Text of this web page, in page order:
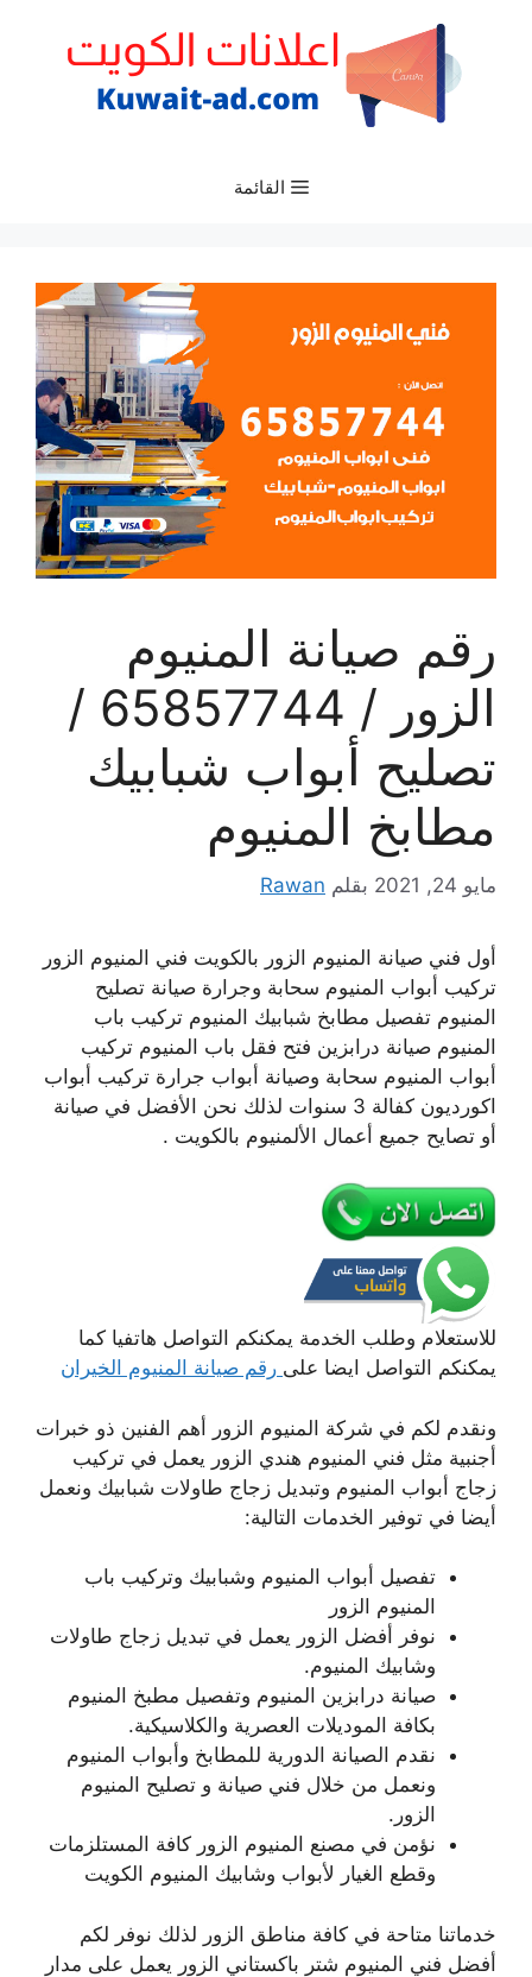
القائمة
رقم صيانة المنيوم
الزور / 65857744 /
تصليح أبواب شبابيك
مطابخ المنيوم
مايو 24, 2021 بقلم Rawan
أول فني صيانة المنيوم الزور بالكويت فني المنيوم الزور
تركيب أبواب المنيوم سحابة وجرارة صيانة تصليح
المنيوم تفصيل مطابخ شبابيك المنيوم تركيب باب
المنيوم صيانة درابزين فتح فقل باب المنيوم تركيب
أبواب المنيوم سحابة وصيانة أبواب جرارة تركيب أبواب
اكورديون كفالة 3 سنوات لذلك نحن الأفضل في صيانة
أو تصايح جميع أعمال الألمنيوم بالكويت .
للاستعلام وطلب الخدمة يمكنكم التواصل هاتفيا كما
يمكنكم التواصل ايضا على رقم صيانة المنيوم الخيران
ونقدم لكم في شركة المنيوم الزور أهم الفنين ذو خبرات
أجنبية مثل فني المنيوم هندي الزور يعمل في تركيب
زجاج أبواب المنيوم وتبديل زجاج طاولات شبابيك ونعمل
أيضا في توفير الخدمات التالية:
تفصيل أبواب المنيوم وشبابيك وتركيب باب
المنيوم الزور
نوفر أفضل الزور يعمل في تبديل زجاج طاولات
وشابيك المنيوم.
صيانة درابزين المنيوم وتفصيل مطبخ المنيوم
بكافة الموديلات العصرية والكلاسيكية.
نقدم الصيانة الدورية للمطابخ وأبواب المنيوم
ونعمل من خلال فني صيانة و تصليح المنيوم
الزور.
نؤمن في مصنع المنيوم الزور كافة المستلزمات
وقطع الغيار لأبواب وشابيك المنيوم الكويت
خدماتنا متاحة في كافة مناطق الزور لذلك نوفر لكم
أفضل فني المنيوم شتر باكستاني الزور يعمل على مدار